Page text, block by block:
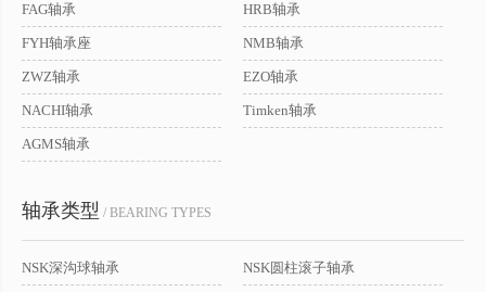
FAG轴承 HRB轴承
FYH轴承座 NMB轴承
ZWZ轴承 EZO轴承
NACHI轴承 Timken轴承
AGMS轴承
轴承类型 / BEARING TYPES
NSK深沟球轴承 NSK圆柱滚子轴承